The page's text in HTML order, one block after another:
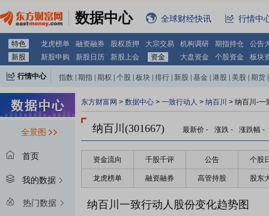
数据中心 全球财经快讯 行情中
特色 龙虎榜单 融资融券 股权质押 大宗交易 机构调研 期指持仓
公告
新股
新股申购 新股日历 新股上会 资金 大盘资金 个股资金 板块
行情中心 指数 期指 期权 个股 板块 排行 新股 基金 港股 美股 期货
全景图
首页
我的数据
热门数据
东方财富网 > 数据中心 > 一致行动人 > 纳百川 > 纳百川-一
纳百川(301667) 最新价 - 涨跌 - 涨跌幅 -
资金流向 千股千评 公告 个股
龙虎榜单 融资融券 高管持股 股东
纳百川一致行动人股份变化趋势图